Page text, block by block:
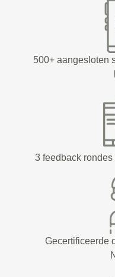
500+ aangesloten
3 feedback
Gecertificeerde